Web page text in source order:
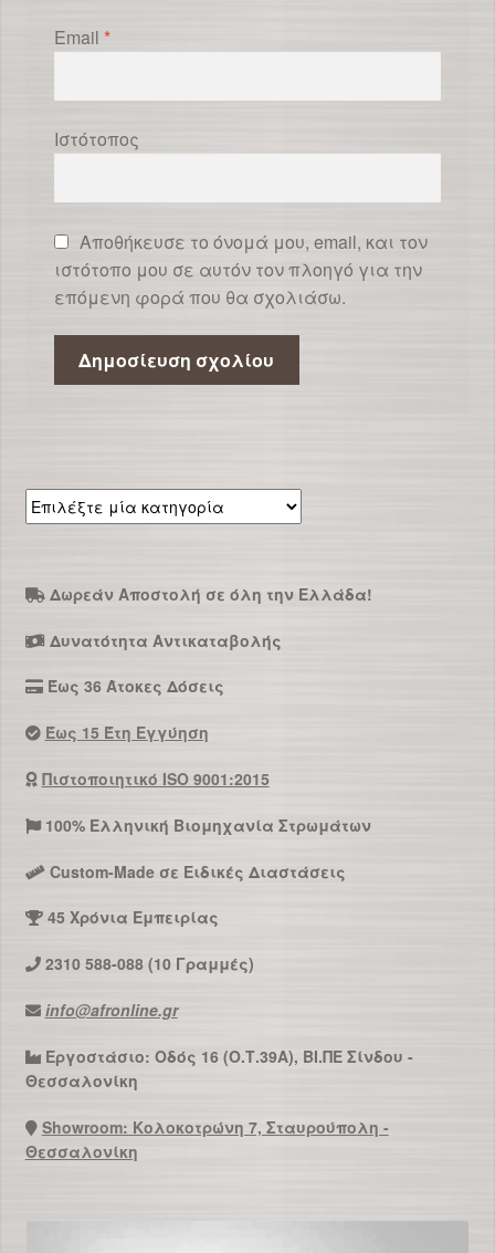
Email *
Ιστότοπος
Αποθήκευσε το όνομά μου, email, και τον
ιστότοπο μου σε αυτόν τον πλοηγό για την
επόμενη φορά που θα σχολιάσω.
Επιλέξτε
μία
Δωρεάν Αποστολή σε όλη την Ελλάδα!
Δυνατότητα Αντικαταβολής
Έως 36 Άτοκες Δόσεις
Έως 15 Έτη Εγγύηση
Πιστοποιητικό ISO 9001:2015
100% Ελληνική Βιομηχανία Στρωμάτων
Custom-Made σε Ειδικές Διαστάσεις
45 Χρόνια Εμπειρίας
2310 588-088 (10 Γραμμές)
info@afronline.gr
Εργοστάσιο: Οδός 16 (Ο.Τ.39Α), ΒΙ.ΠΕ Σίνδου -
Θεσσαλονίκη
Showroom: Κολοκοτρώνη 7, Σταυρούπολη -
Θεσσαλονίκη